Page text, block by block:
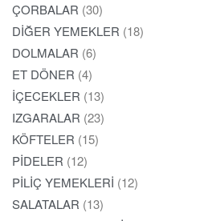
ÇORBALAR (30)
DİĞER YEMEKLER (18)
DOLMALAR (6)
ET DÖNER (4)
İÇECEKLER (13)
IZGARALAR (23)
KÖFTELER (15)
PİDELER (12)
PİLİÇ YEMEKLERİ (12)
SALATALAR (13)